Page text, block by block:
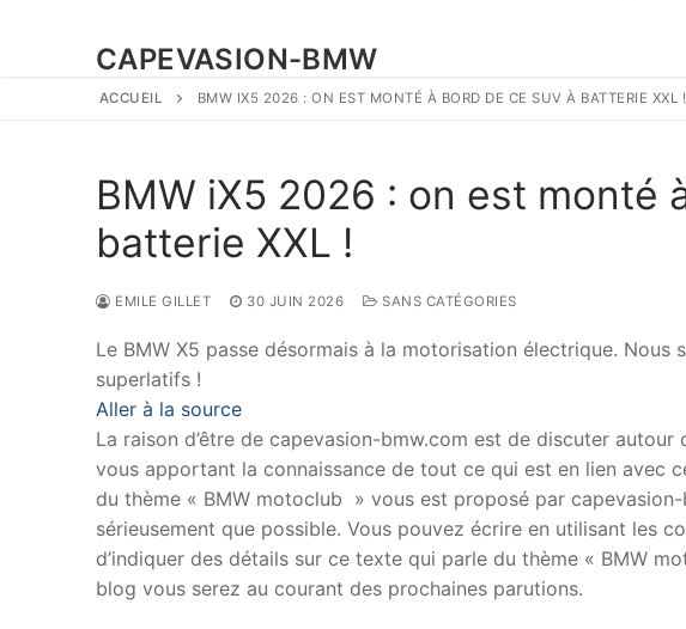
CAPEVASION-BMW
ACCUEIL BMW IX5 2026 : ON EST MONTÉ À BORD DE CE SUV À BATTERIE XXL !
BMW iX5 2026 : on est monté
batterie XXL !
EMILE GILLET 30 JUIN 2026 SANS CATÉGORIES
Le BMW X5 passe désormais à la motorisation électrique.
superlatifs !
Aller à la source
La raison d’être de capevasion-bmw.com est de discuter
vous apportant la connaissance de tout ce qui est en lien avec
du thème « BMW motoclub » vous est proposé par
sérieusement que possible. Vous pouvez écrire en utilisant les
d’indiquer des détails sur ce texte qui parle du thème « BMW
blog vous serez au courant des prochaines parutions.